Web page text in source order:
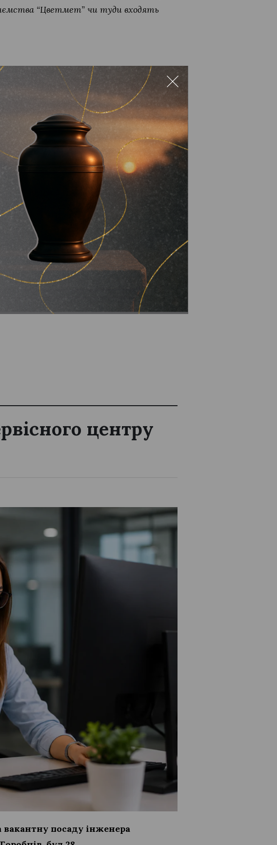
“Цветмет” чи туди входять
зростання відбувся через те, що
кошти…їм донараховано майже 50
великих виробництв. Зокрема,
із найбільших платників
які коливання у діяльності таких
міста.
Раніше
спеціалісти
може недоотримати мільйони гривень,
це суми
центру
посаду інженера